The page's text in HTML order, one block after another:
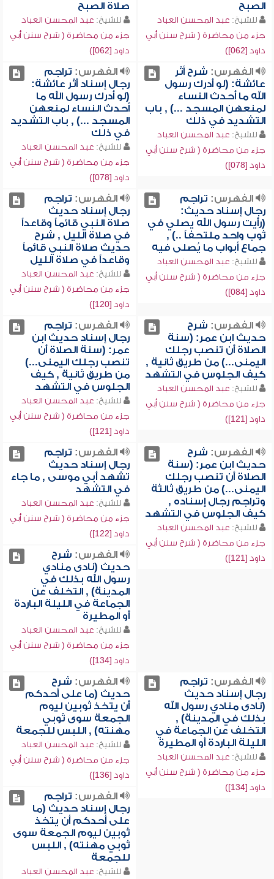
الصبح
للشيخ: عبد المحسن العباد
جزء من محاضرة ( شرح سنن أبي
داود [062])
صلاة الصبح
للشيخ: عبد المحسن العباد
جزء من محاضرة ( شرح سنن أبي
داود [062])
الفهرس: شرح أثر
عائشة: (لو أدرك رسول
الله ما أحدث النساء
لمنعهن المسجد ...) , باب
التشديد في ذلك
للشيخ: عبد المحسن العباد
جزء من محاضرة ( شرح سنن أبي
داود [078])
الفهرس: تراجم
رجال إسناد أثر عائشة:
(لو أدرك رسول الله ما
أحدث النساء لمنعهن
المسجد ...) , باب التشديد
في ذلك
للشيخ: عبد المحسن العباد
جزء من محاضرة ( شرح سنن أبي
داود [078])
الفهرس: تراجم
رجال إسناد حديث:
(رأيت رسول الله يصلي في
ثوب واحد ملتحفاً ..) ,
جماع أبواب ما يُصلى فيه
للشيخ: عبد المحسن العباد
جزء من محاضرة ( شرح سنن أبي
داود [084])
الفهرس: تراجم
رجال إسناد حديث
صلاة النبي قائماً وقاعداً
في صلاة الليل , شرح
حديث صلاة النبي قائماً
وقاعداً في صلاة الليل
للشيخ: عبد المحسن العباد
جزء من محاضرة ( شرح سنن أبي
داود [120])
الفهرس: شرح
حديث ابن عمر: (سنة
الصلاة أن تنصب رجلك
اليمنى...) من طريق ثانية ,
كيف الجلوس في التشهد
للشيخ: عبد المحسن العباد
جزء من محاضرة ( شرح سنن أبي
داود [121])
الفهرس: تراجم
رجال إسناد حديث ابن
عمر: (سنة الصلاة أن
تنصب رجلك اليمنى...)
من طريق ثانية , كيف
الجلوس في التشهد
للشيخ: عبد المحسن العباد
جزء من محاضرة ( شرح سنن أبي
داود [121])
الفهرس: شرح
حديث ابن عمر: (سنة
الصلاة أن تنصب رجلك
اليمنى...) من طريق ثالثة
وتراجم رجال إسناده ,
كيف الجلوس في التشهد
للشيخ: عبد المحسن العباد
جزء من محاضرة ( شرح سنن أبي
داود [121])
الفهرس: تراجم
رجال إسناد حديث
تشهد أبي موسى , ما جاء
في التشهد
للشيخ: عبد المحسن العباد
جزء من محاضرة ( شرح سنن أبي
داود [122])
الفهرس: شرح
حديث (نادى منادي
رسول الله بذلك في
المدينة) , التخلف عن
الجماعة في الليلة الباردة
أو المطيرة
للشيخ: عبد المحسن العباد
جزء من محاضرة ( شرح سنن أبي
داود [134])
الفهرس: تراجم
رجال إسناد حديث
(نادى منادي رسول الله
بذلك في المدينة) ,
التخلف عن الجماعة في
الليلة الباردة أو المطيرة
للشيخ: عبد المحسن العباد
جزء من محاضرة ( شرح سنن أبي
داود [134])
الفهرس: شرح
حديث (ما على أحدكم
أن يتخذ ثوبين ليوم
الجمعة سوى ثوبي
مهنته) , اللبس للجمعة
للشيخ: عبد المحسن العباد
جزء من محاضرة ( شرح سنن أبي
داود [136])
الفهرس: تراجم
رجال إسناد حديث (ما
على أحدكم أن يتخذ
ثوبين ليوم الجمعة سوى
ثوبي مهنته) , اللبس
للجمعة
للشيخ: عبد المحسن العباد